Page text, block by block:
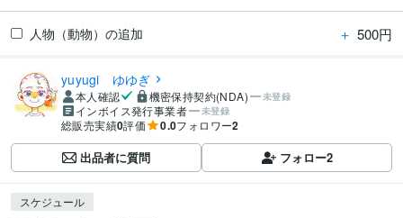
人物（動物）の追加 ＋ 500円
yuyugi ゆゆぎ
本人確認 機密保持契約(NDA) 未登録
インボイス発行事業者 未登録
総販売実績0評価 0.0フォロワー2
出品者に質問 フォロー2
スケジュール